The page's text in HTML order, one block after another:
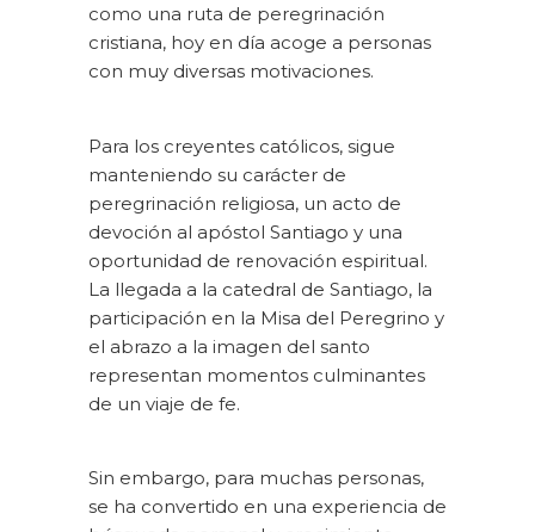
como una ruta de peregrinación
cristiana, hoy en día acoge a personas
con muy diversas motivaciones.
Para los creyentes católicos, sigue
manteniendo su carácter de
peregrinación religiosa, un acto de
devoción al apóstol Santiago y una
oportunidad de renovación espiritual.
La llegada a la catedral de Santiago, la
participación en la Misa del Peregrino y
el abrazo a la imagen del santo
representan momentos culminantes
de un viaje de fe.
Sin embargo, para muchas personas,
se ha convertido en una experiencia de